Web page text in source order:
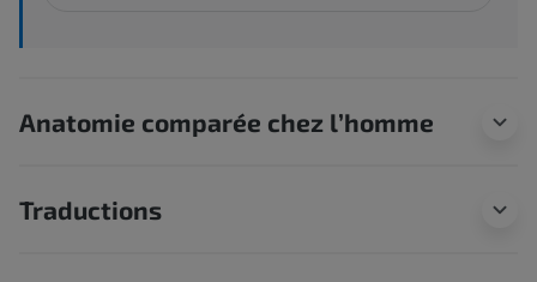
Anatomie comparée chez l’homme
Traductions